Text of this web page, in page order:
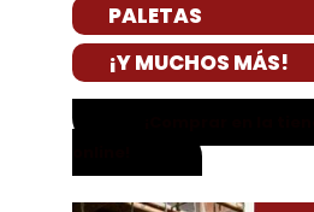
PALETAS
¡Y MUCHOS MÁS!